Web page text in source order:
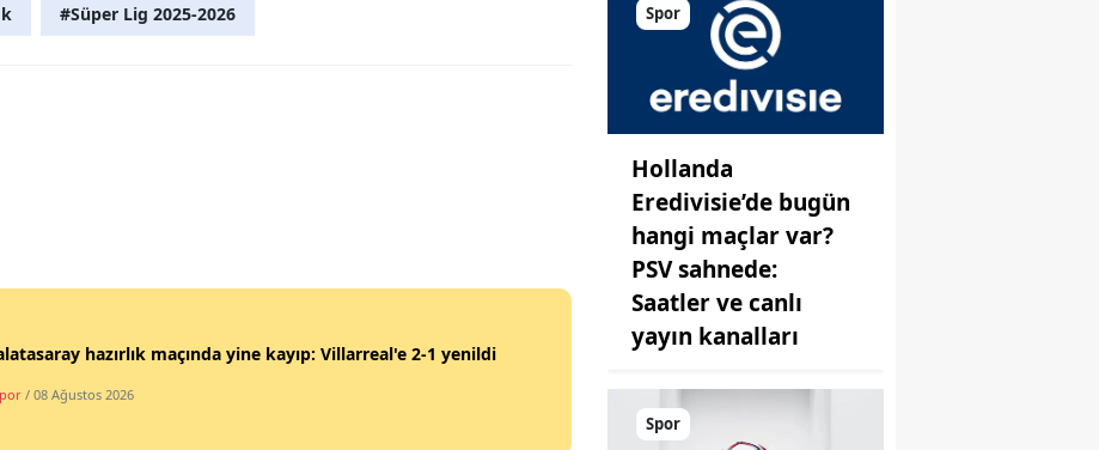
#Süper Lig 2025-2026
hazırlık maçında yine kayıp: Villarreal'e 2-1 yenildi
/ 08 Ağustos 2026
Spor
Hollanda
Eredivisie’de bugün
hangi maçlar var?
PSV sahnede:
Saatler ve canlı
yayın kanalları
Spor